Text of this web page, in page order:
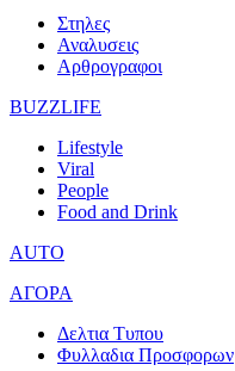
Στηλες
Αναλυσεις
Αρθρογραφοι
BUZZLIFE
Lifestyle
Viral
People
Food and Drink
AUTO
ΑΓΟΡΑ
Δελτια Τυπου
Φυλλαδια Προσφορων